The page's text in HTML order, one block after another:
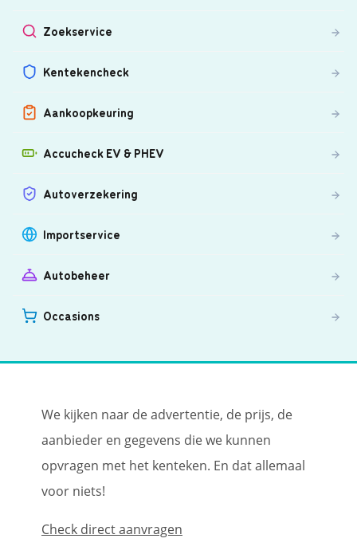
Zoekservice
Kentekencheck
Aankoopkeuring
Accucheck EV & PHEV
Autoverzekering
Importservice
Autobeheer
Occasions
We kijken naar de advertentie, de prijs, de
aanbieder en gegevens die we kunnen
opvragen met het kenteken. En dat allemaal
voor niets!
Check direct aanvragen